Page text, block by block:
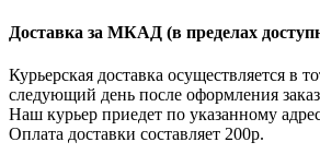
Доставка за МКАД (в пределах
Курьерская доставка осуществляется в
следующий день после оформления
Наш курьер приедет по указанному
Оплата доставки составляет 200р.